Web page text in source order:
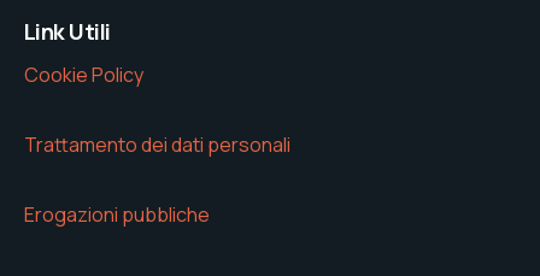
Link Utili
Cookie Policy
Trattamento dei dati personali
Erogazioni pubbliche